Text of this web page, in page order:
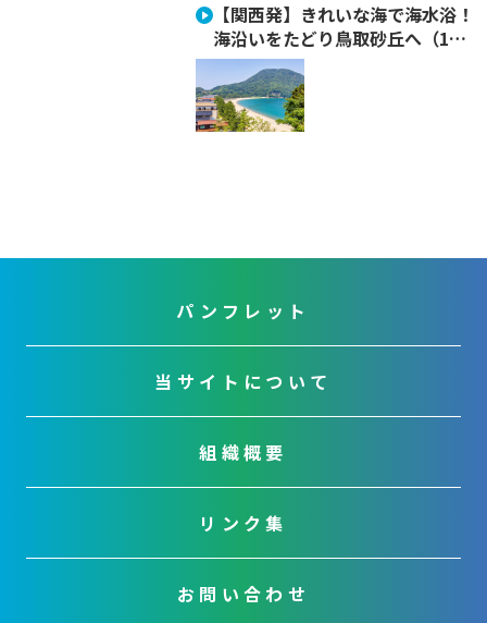
【関西発】きれいな海で海水浴！
海沿いをたどり鳥取砂丘へ（1…
パンフレット
当サイトについて
組織概要
リンク集
お問い合わせ